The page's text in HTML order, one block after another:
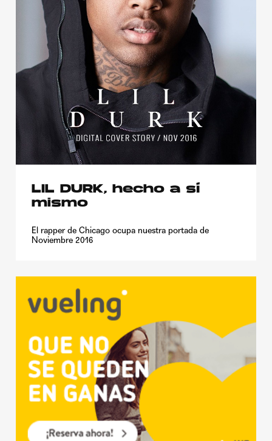
LIL DURK, hecho a sí
mismo
El rapper de Chicago ocupa nuestra portada de
Noviembre 2016